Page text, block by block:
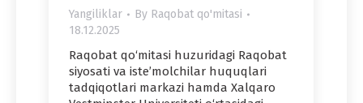
Yangiliklar By Raqobat qo'mitasi
18.12.2025
Raqobat qo‘mitasi huzuridagi Raqobat
siyosati va iste’molchilar huquqlari
tadqiqotlari markazi hamda Xalqaro